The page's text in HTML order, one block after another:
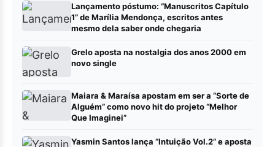
Lançamento póstumo: “Manuscritos Capítulo
1” de Marília Mendonça, escritos antes
mesmo dela saber onde chegaria
Grelo aposta na nostalgia dos anos 2000 em
novo single
Maiara & Maraísa apostam em ser a “Sorte de
Alguém” como novo hit do projeto “Melhor
Que Imaginei”
Yasmin Santos lança “Intuição Vol.2” e aposta